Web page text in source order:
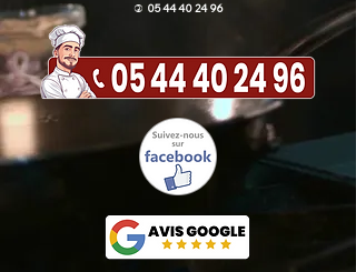
) 05 44 40 24 96